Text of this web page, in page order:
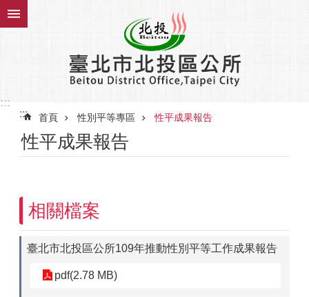
跳到主要內容區塊
:::
:::
首頁 性別平等專區 性平成果報告
性平成果報告
相關檔案
臺北市北投區公所109年推動性別平等工作成果報告
pdf(2.78 MB)